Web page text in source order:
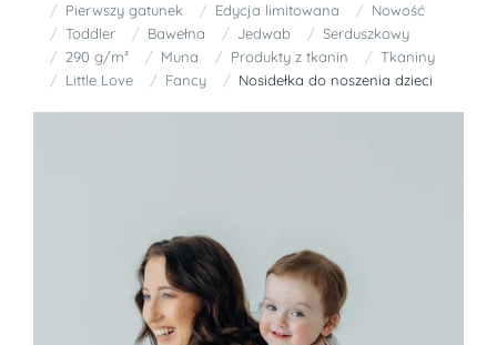
Pierwszy gatunek
Edycja limitowana
Nowość
Toddler
Bawełna Jedwab
Serduszkowy
290 g/m²
Muna Produkty z tkanin
Tkaniny
Little Love
Fancy Nosidełka do noszenia dzieci